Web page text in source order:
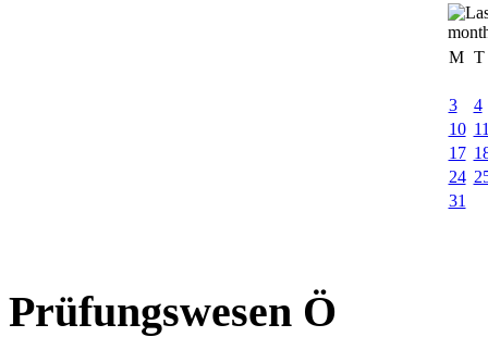
M T
3
4
10
17
24
31
Prüfungswesen Ö